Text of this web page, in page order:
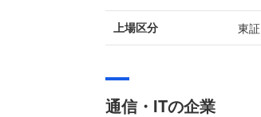
上場区分 東
通信・ITの企業